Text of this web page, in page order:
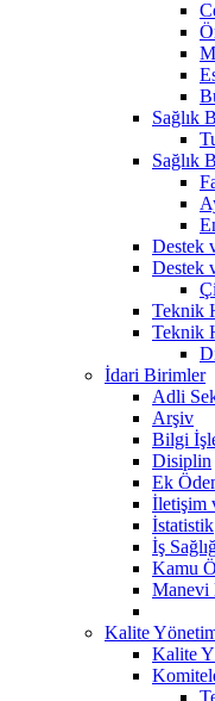
Sağlık
Sağlık
Destek
Destek
Teknik
Teknik
İdari Birimler
Adli
Arşiv
Bilgi
Disiplin
Ek
İletişim
İstatistik
İş
Kamu
Manevi
Kalite
Kalite